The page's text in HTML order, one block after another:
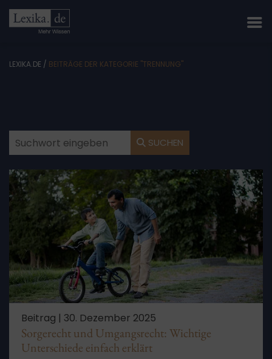
LEXIKA.DE / BEITRÄGE DER KATEGORIE "TRENNUNG"
SUCHEN
Beitrag | 30. Dezember 2025
Sorgerecht und Umgangsrecht: Wichtige
Unterschiede einfach erklärt